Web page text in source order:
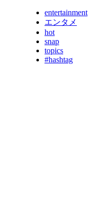
entertainment
エンタメ
hot
snap
topics
#hashtag